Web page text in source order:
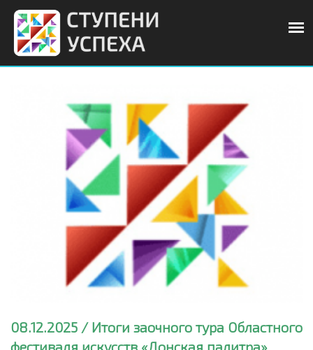
08.12.2025 / Итоги заочного тура Областного
фестиваля искусств «Донская палитра»